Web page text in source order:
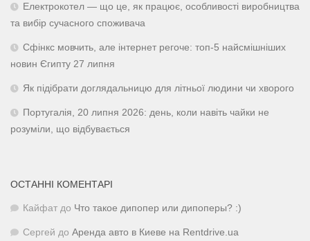
Електрокотел — що це, як працює, особливості виробництва
та вибір сучасного споживача
Сфінкс мовчить, але інтернет регоче: топ-5 найсмішніших
новин Єгипту 27 липня
Як підібрати доглядальницю для літньої людини чи хворого
Португалія, 20 липня 2026: день, коли навіть чайки не
розуміли, що відбувається
ОСТАННІ КОМЕНТАРІ
Кайфат до Что такое дипопер или дипоперы? :)
Сергей до Аренда авто в Киеве на Rentdrive.ua